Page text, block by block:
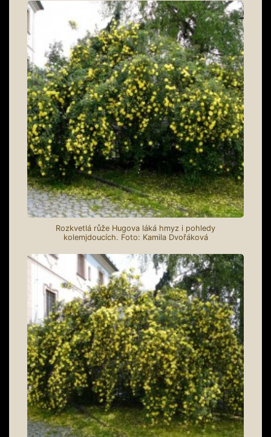
Rozkvetlá růže Hugova láká hmyz i pohledy
kolemjdoucích. Foto: Kamila Dvořáková